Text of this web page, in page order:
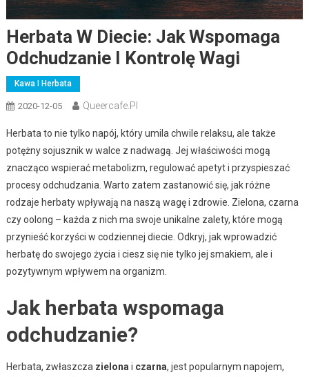
Herbata W Diecie: Jak Wspomaga
Odchudzanie I Kontrolę Wagi
Kawa I Herbata
2020-12-05 Queercafe.pl
Herbata to nie tylko napój, który umila chwile relaksu, ale także
potężny sojusznik w walce z nadwagą. Jej właściwości mogą
znacząco wspierać metabolizm, regulować apetyt i przyspieszać
procesy odchudzania. Warto zatem zastanowić się, jak różne
rodzaje herbaty wpływają na naszą wagę i zdrowie. Zielona, czarna
czy oolong – każda z nich ma swoje unikalne zalety, które mogą
przynieść korzyści w codziennej diecie. Odkryj, jak wprowadzić
herbatę do swojego życia i ciesz się nie tylko jej smakiem, ale i
pozytywnym wpływem na organizm.
Jak herbata wspomaga
odchudzanie?
Herbata, zwłaszcza zielona i czarna, jest popularnym napojem,